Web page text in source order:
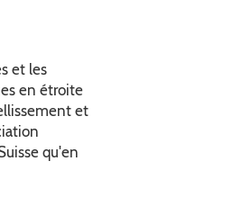
et les
en étroite
et
qu'en